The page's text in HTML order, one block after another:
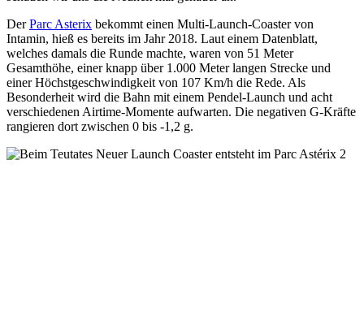
DerParc Asterix bekommt einen Multi-Launch-Coaster von
Intamin, hieß es bereits im Jahr 2018. Laut einem Datenblatt,
welches damals die Runde machte, waren von 51 Meter
Gesamthöhe, einer knapp über 1.000 Meter langen Strecke und
einer Höchstgeschwindigkeit von 107 Km/h die Rede. Als
Besonderheit wird die Bahn mit einem Pendel-Launch und acht
verschiedenen Airtime-Momente aufwarten. Die negativen G-Kräfte
rangieren dort zwischen 0 bis -1,2 g.